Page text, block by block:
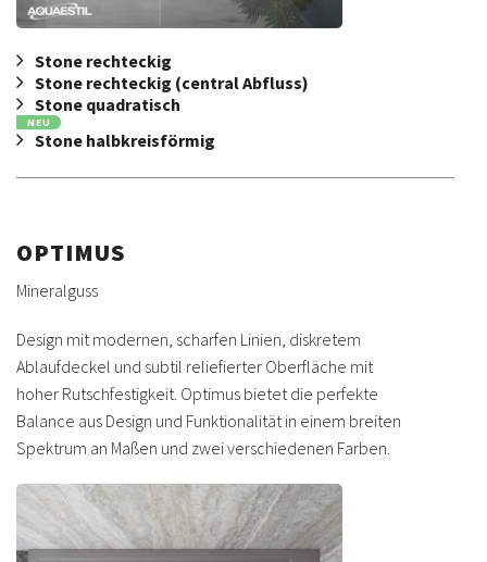
Stone rechteckig
Stone rechteckig (central Abfluss)
Stone quadratisch
NEU
Stone halbkreisförmig
OPTIMUS
Mineralguss
Design mit modernen, scharfen Linien, diskretem
Ablaufdeckel und subtil reliefierter Oberfläche mit
hoher Rutschfestigkeit. Optimus bietet die perfekte
Balance aus Design und Funktionalität in einem breiten
Spektrum an Maßen und zwei verschiedenen Farben.